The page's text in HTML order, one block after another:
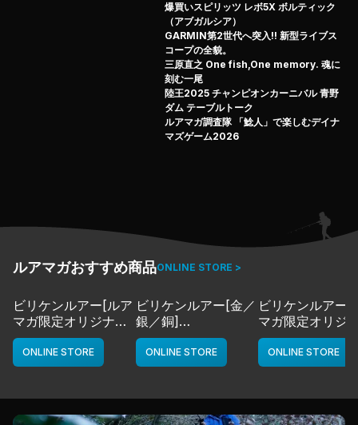
爆買いスピリッツ レボ5X ボルティック
（アブガルシア）
GARMIN第2世代へ突入!! 新型ライブス
コープの全貌。
三原直之 One fish,One memory. 魂に
刻む一尾
陸王2025 チャンピオンカーニバル 青野
ダム テーブルトーク
ルアマガ調査隊 「鯰人」で楽しむデイナ
マズゲーム2026
ルアマガおすすめ商品ONLINE STORE >
ビリケンルアー[ルア
マガ限定オリジナル
カラー／LMチャー
ト]
deps
ONLINE STORE
ビリケンルアー[金／
銀／銅]
deps
ONLINE STORE
ビリケンルアー[
マガ限定オリジ
カラー／LMボー
ワイト]
deps
ONLINE STORE